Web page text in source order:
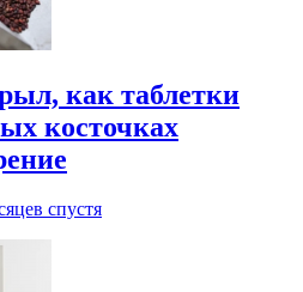
как таблетки
косточках
спустя